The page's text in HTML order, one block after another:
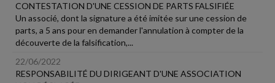
CONTESTATION D'UNE CESSION DE PARTS FALSIFIÉE
Un associé, dont la signature a été imitée sur une cession de
parts, a 5 ans pour en demander l'annulation à compter de la
découverte de la falsification,...
22/06/2022
RESPONSABILITÉ DU DIRIGEANT D'UNE ASSOCIATION